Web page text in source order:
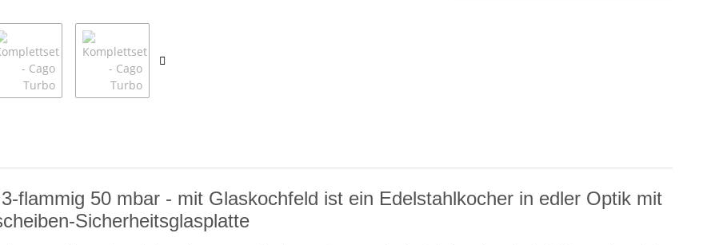
flammig 50 mbar - mit Glaskochfeld ist ein Edelstahlkocher in edler Optik mit
Sicherheitsglasplatte